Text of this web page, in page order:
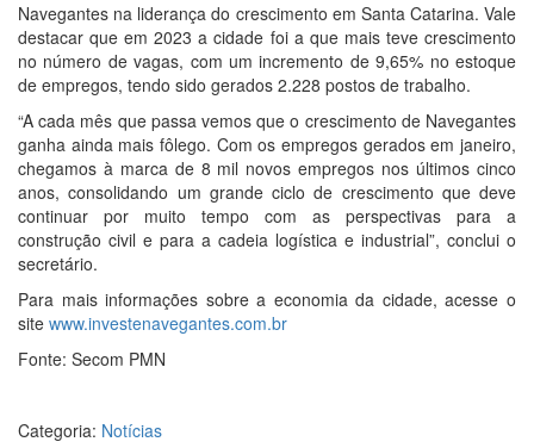
Navegantes na liderança do crescimento em Santa Catarina. Vale
destacar que em 2023 a cidade foi a que mais teve crescimento
no número de vagas, com um incremento de 9,65% no estoque
de empregos, tendo sido gerados 2.228 postos de trabalho.
“A cada mês que passa vemos que o crescimento de Navegantes
ganha ainda mais fôlego. Com os empregos gerados em janeiro,
chegamos à marca de 8 mil novos empregos nos últimos cinco
anos, consolidando um grande ciclo de crescimento que deve
continuar por muito tempo com as perspectivas para a
construção civil e para a cadeia logística e industrial”, conclui o
secretário.
Para mais informações sobre a economia da cidade, acesse o
site www.investenavegantes.com.br
Fonte: Secom PMN
Categoria: Notícias